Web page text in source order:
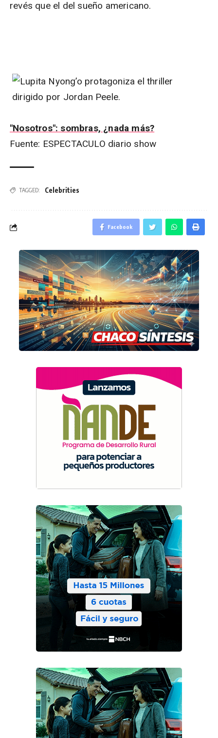
revés que el del sueño americano.
"Nosotros": sombras, ¿nada más?
Fuente: ESPECTACULO diario show
TAGGED: Celebrities
Facebook